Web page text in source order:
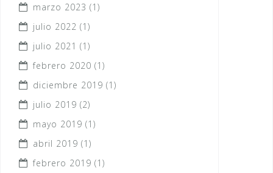
marzo 2023 (1)
julio 2022 (1)
julio 2021 (1)
febrero 2020 (1)
diciembre 2019 (1)
julio 2019 (2)
mayo 2019 (1)
abril 2019 (1)
febrero 2019 (1)